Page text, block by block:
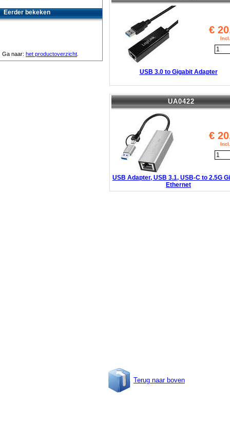
€
USB 3.0 to Gigabit Adapter
UA0422
€
USB Adapter, USB 3.1, USB-C to 2.5G
Ethernet
Terug naar boven
Eerder bekeken
Ga naar: het productoverzicht